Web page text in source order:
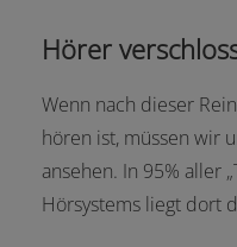
Hörer
Wenn nach dieser
hören ist, müssen wir
ansehen. In 95% aller
Hörsystems liegt dort